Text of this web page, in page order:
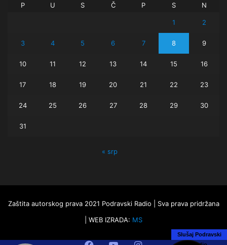
P U S Č P S N
1 2
3 4 5 6 7 8 9
10 11 12 13 14 15 16
17 18 19 20 21 22 23
24 25 26 27 28 29 30
31
« srp
Zaštita autorskog prava 2021 Podravski Radio | Sva prava pridržana
| WEB IZRADA: MS
Slušaj Podravski